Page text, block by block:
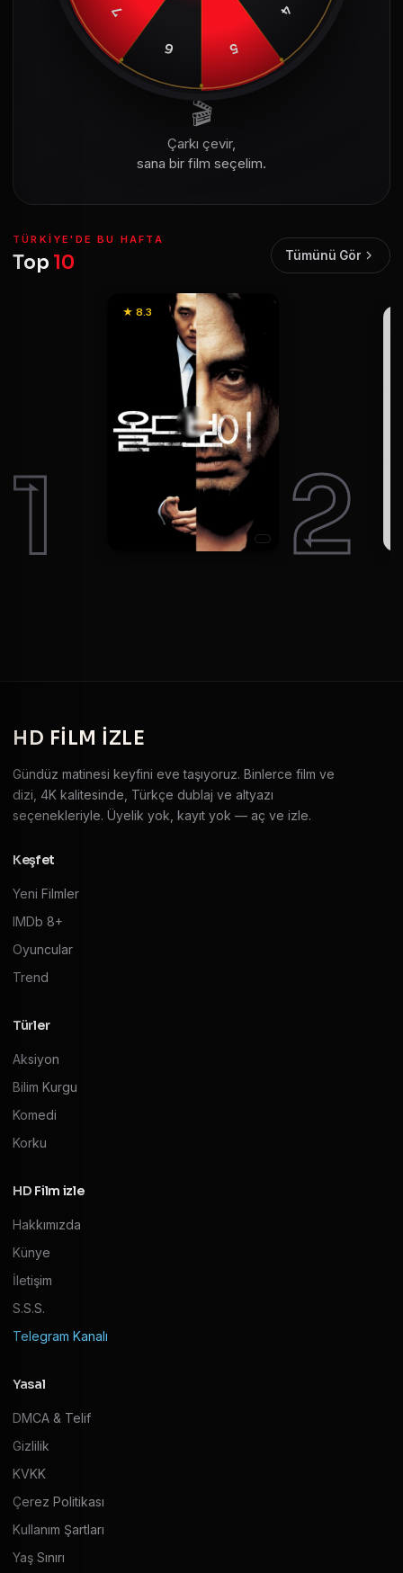
4
5
6
7
🎬
Çarkı çevir,
sana bir film seçelim.
TÜRKIYE'DE BU HAFTA
Top 10 Tümünü Gör
1
★ 8.3
2
HD FILM IZLE
Gündüz matinesi keyfini eve taşıyoruz. Binlerce film ve
dizi, 4K kalitesinde, Türkçe dublaj ve altyazı
seçenekleriyle. Üyelik yok, kayıt yok — aç ve izle.
Keşfet
Yeni Filmler
IMDb 8+
Oyuncular
Trend
Türler
Aksiyon
Bilim Kurgu
Komedi
Korku
HD Film izle
Hakkımızda
Künye
İletişim
S.S.S.
Telegram Kanalı
Yasal
DMCA & Telif
Gizlilik
KVKK
Çerez Politikası
Kullanım Şartları
Yaş Sınırı